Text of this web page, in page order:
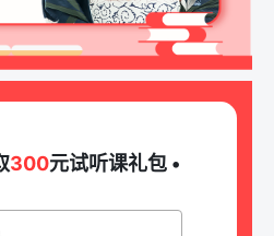
300元试听课礼包 •